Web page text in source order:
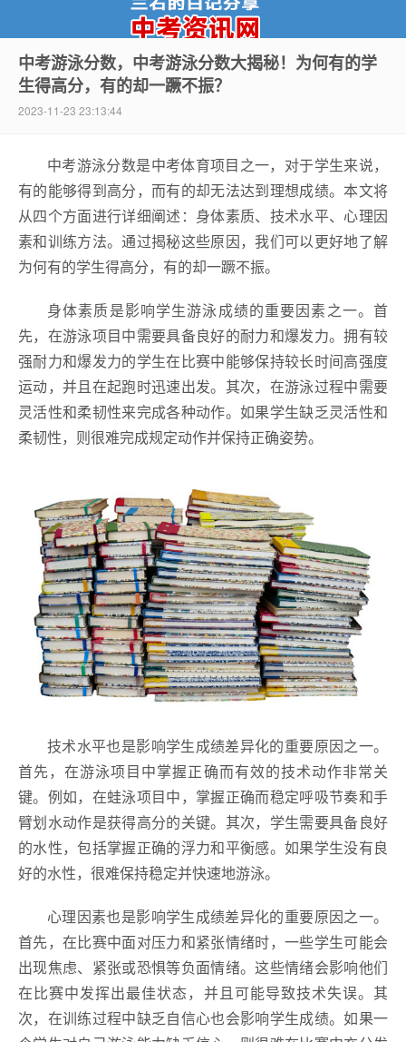
中考资讯网
中考游泳分数，中考游泳分数大揭秘！为何有的学
生得高分，有的却一蹶不振？
2023-11-23 23:13:44
中考游泳分数是中考体育项目之一，对于学生来说，
有的能够得到高分，而有的却无法达到理想成绩。本文将
从四个方面进行详细阐述：身体素质、技术水平、心理因
素和训练方法。通过揭秘这些原因，我们可以更好地了解
为何有的学生得高分，有的却一蹶不振。
身体素质是影响学生游泳成绩的重要因素之一。首
先，在游泳项目中需要具备良好的耐力和爆发力。拥有较
强耐力和爆发力的学生在比赛中能够保持较长时间高强度
运动，并且在起跑时迅速出发。其次，在游泳过程中需要
灵活性和柔韧性来完成各种动作。如果学生缺乏灵活性和
柔韧性，则很难完成规定动作并保持正确姿势。
技术水平也是影响学生成绩差异化的重要原因之一。
首先，在游泳项目中掌握正确而有效的技术动作非常关
键。例如，在蛙泳项目中，掌握正确而稳定呼吸节奏和手
臂划水动作是获得高分的关键。其次，学生需要具备良好
的水性，包括掌握正确的浮力和平衡感。如果学生没有良
好的水性，很难保持稳定并快速地游泳。
心理因素也是影响学生成绩差异化的重要原因之一。
首先，在比赛中面对压力和紧张情绪时，一些学生可能会
出现焦虑、紧张或恐惧等负面情绪。这些情绪会影响他们
在比赛中发挥出最佳状态，并且可能导致技术失误。其
次，在训练过程中缺乏自信心也会影响学生成绩。如果一